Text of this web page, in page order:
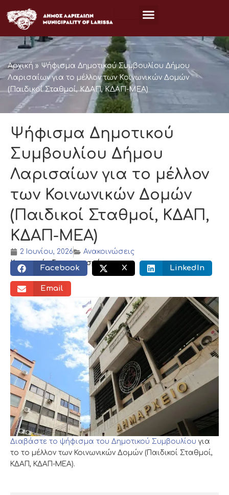
στο
περιεχόμενο
Αρχική » Ψήφισμα Δημοτικού Συμβουλίου Δήμου
Λαρισαίων για το μέλλον των Κοινωνικών Δομών
(Παιδικοί Σταθμοί, ΚΔΑΠ, ΚΔΑΠ-ΜΕΑ)
Ψήφισμα Δημοτικού
Συμβουλίου Δήμου
Λαρισαίων για το μέλλον
των Κοινωνικών Δομών
(Παιδικοί Σταθμοί, ΚΔΑΠ,
ΚΔΑΠ-ΜΕΑ)
2 Ιουνίου, 2026
Ανακοινώσεις
Κοινωνικός διαμοιρασμός:
Facebook X LinkedIn
Email
Διαβάστε το ψήφισμα του Δημοτικού Συμβουλίου για
το το μέλλον των Κοινωνικών Δομών (Παιδικοί Σταθμοί,
ΚΔΑΠ, ΚΔΑΠ-ΜΕΑ).